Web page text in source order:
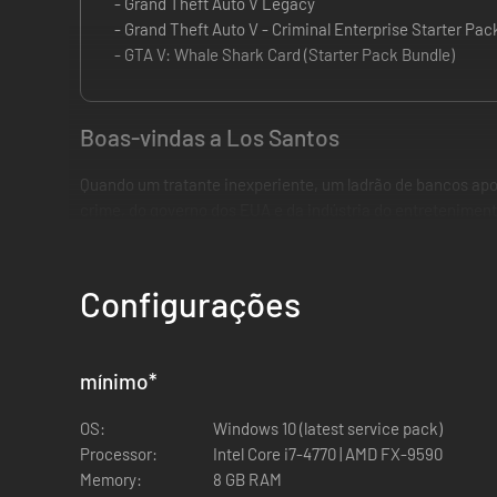
- Grand Theft Auto V - Criminal Enterprise Starter
- GTA V: Whale Shark Card (Starter Pack Bundle)
Boas-vindas a Los Santos
Quando um tratante inexperiente, um ladrão de bancos
Os jogadores no PC poderão transferir o progresso do
Melhorias nos níveis de fidelidade e desempenho,
Carregamento mais rápido
Configurações
mínimo*
OS:
Windows 10 (latest service pack)
Processor:
Intel Core i7-4770 | AMD FX-9590
Memory:
8 GB RAM